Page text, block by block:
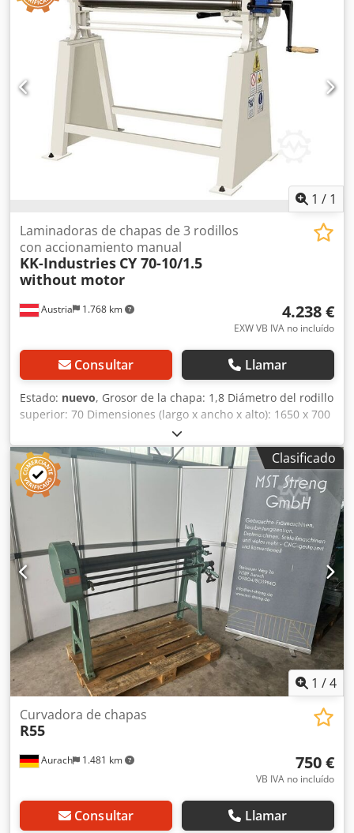
1 / 1
Austria 1.768 km
Laminadoras de chapas de 3 rodillos
con accionamiento manual
KK-Industries CY 70-10/1.5
without motor
4.238 €
EXW VB IVA no incluído
Consultar Llamar
Estado: nuevo, Grosor de la chapa: 1,8 Diámetro del rodillo
superior: 70 Dimensiones (largo x ancho x alto): 1650 x 700
x 1160 Curvatura: 1,5 Motor: 1,1 Longitud de la chapa:
1050 Datos técnicos: - Cuerpo de hierro fundido -
Curvatura manual o motorizada (opcional) - Después de la
curvatura, el rodillo superior se abre hacia un lado para
facilitar la extracción del material - Dispositivo de
curvatura cónica - El movimiento del rodillo trasero y del
rodillo inferior se realiza manualmente mediante una
rueda de mano, moviéndose hacia arriba y hacia abajo -
Panel de control portátil - Cumple con las normas CE
Cjdpfx Abed Ab T Ro Rerf Opciones: - Rodillo trasero con
motor - Pantalla digital para mostrar la posición del rodillo
trasero - Cubierta del cuerpo EURO 274,-- - Rodillos
endurecidos EURO 392,-- - Velocidad de rotación variable
¡Tenemos muchas referencias!
Clasificado
1 /4
Aurach 1.481 km
Curvadora de chapas
R55
750 €
VB IVA no incluído
Consultar Llamar